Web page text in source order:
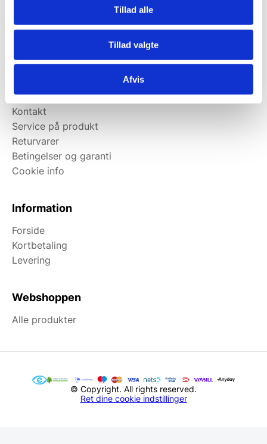
Tillad alle
Tillad valgte
Afvis
man-torsdag fra 08:00-16:00.
Fredag 08:00-13.00
Kundeservice
Kontakt
Service på produkt
Returvarer
Betingelser og garanti
Cookie info
Information
Forside
Kortbetaling
Levering
Webshoppen
Alle produkter
© Copyright. All rights reserved.
Ret dine cookie indstillinger